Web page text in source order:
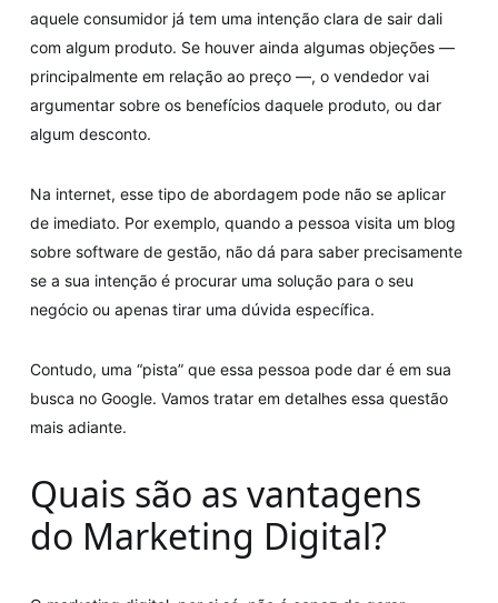
aquele consumidor já tem uma intenção clara de sair dali
com algum produto. Se houver ainda algumas objeções —
principalmente em relação ao preço —, o vendedor vai
argumentar sobre os benefícios daquele produto, ou dar
algum desconto.
Na internet, esse tipo de abordagem pode não se aplicar
de imediato. Por exemplo, quando a pessoa visita um blog
sobre software de gestão, não dá para saber precisamente
se a sua intenção é procurar uma solução para o seu
negócio ou apenas tirar uma dúvida específica.
Contudo, uma “pista” que essa pessoa pode dar é em sua
busca no Google. Vamos tratar em detalhes essa questão
mais adiante.
Quais são as vantagens
do Marketing Digital?